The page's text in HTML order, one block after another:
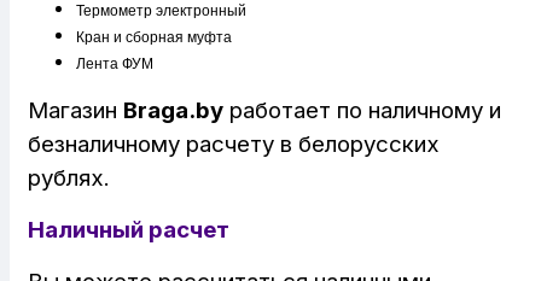
Термометр электронный
Кран и сборная муфта
Лента ФУМ
Магазин Braga.by работает по наличному и
безналичному расчету в белорусских
рублях.
Наличный расчет